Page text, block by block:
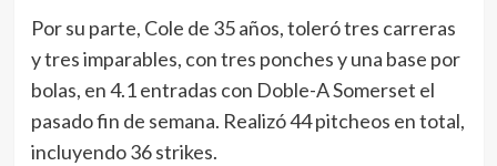
Por su parte, Cole de 35 años, toleró tres carreras
y tres imparables, con tres ponches y una base por
bolas, en 4.1 entradas con Doble-A Somerset el
pasado fin de semana. Realizó 44 pitcheos en total,
incluyendo 36 strikes.